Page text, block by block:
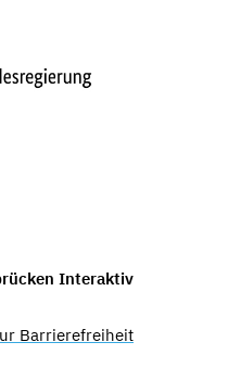
Interaktiv
Barrierefreiheit